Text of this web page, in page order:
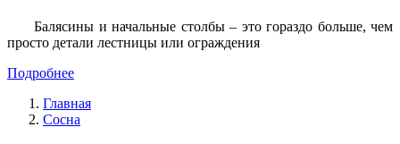
Балясины и начальные столбы – это гораздо больше, чем
просто детали лестницы или ограждения
Подробнее
Главная
Сосна